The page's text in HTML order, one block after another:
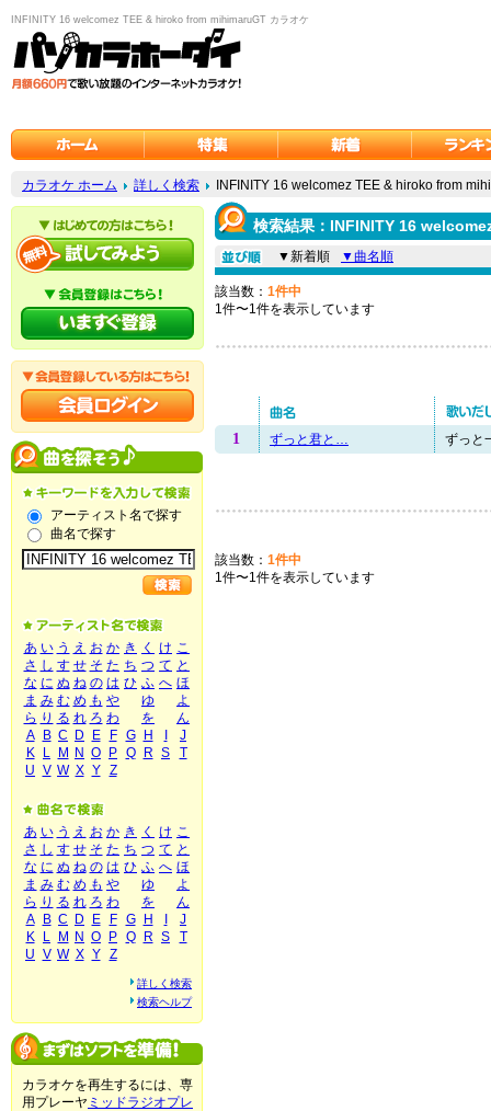
INFINITY 16 welcomez TEE & hiroko from mihimaruGT カラオケ
カラオケ ホーム 詳しく検索 INFINITY 16 welcomez TEE & hiroko from
アーティスト名で探す
曲名で探す
あ い う え お か き く け こ
さ し す せ そ た ち つ て と
な に ぬ ね の は ひ ふ へ ほ
ま み む め も や ゆ
よ
ら り る れ ろ わ を
ん
A
B C D E F G H
J
K
L M N O P Q R S
T
U V W X Y Z
あ い う え お か き く け こ
さ し す せ そ た ち つ て と
な に ぬ ね の は ひ ふ へ ほ
ま み む め も や ゆ
よ
ら り る れ ろ わ を
ん
A
B C D E F G H
J
K
L M N O P Q R S
T
U V W X Y Z
詳しく検索
検索ヘルプ
カラオケを再生するには、専
用プレーヤ ミッドラジオプレ
検索結果：INFINITY 16
▼新着順 ▼曲名順
該当数： 1件中
1件〜1件を表示しています
1 ずっと君と… ずっと
該当数： 1件中
1件〜1件を表示しています